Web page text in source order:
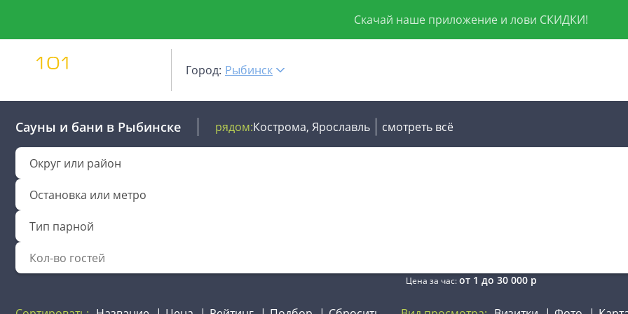
Скачай наше приложение и лови СКИДКИ!
Город: Рыбинск
Сауны и бани в Рыбинске рядом:Кострома, Ярославль смотреть всё
Округ или район
Остановка или метро
Тип парной
Цена за час:от 1 до 30 000р